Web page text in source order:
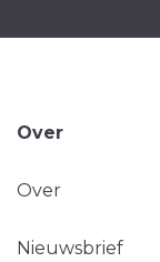
Over
Over
Nieuwsbrief